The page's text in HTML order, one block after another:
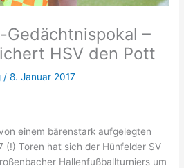
–
HSV den Pott
/8. Januar 2017
einem bärenstark aufgelegten
(!) Toren hat sich der Hünfelder SV
Hallenfußballturniers um